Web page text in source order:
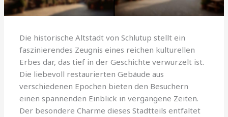
Die historische Altstadt von Schlutup stellt ein
faszinierendes Zeugnis eines reichen kulturellen
Erbes dar, das tief in der Geschichte verwurzelt ist.
Die liebevoll restaurierten Gebäude aus
verschiedenen Epochen bieten den Besuchern
einen spannenden Einblick in vergangene Zeiten.
Der besondere Charme dieses Stadtteils entfaltet